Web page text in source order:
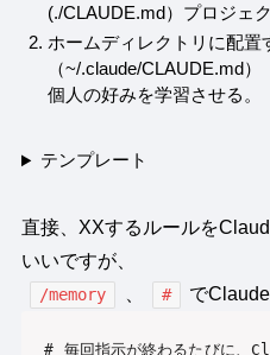
(./CLAUDE.md）プロジェ
ホームディレクトリに配置
（~/.claude/CLAUDE.md
個人の好みを学習させる。
テンプレート
直接、XXするルールを
いいですが、
/memory # で
# 毎回指示が終わるたびに、